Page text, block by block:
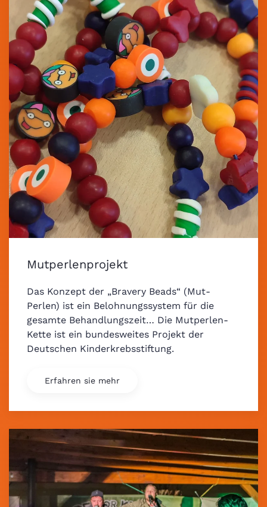
Mutperlenprojekt
Das Konzept der „Bravery Beads“ (Mut-
Perlen) ist ein Belohnungssystem für die
gesamte Behandlungszeit… Die Mutperlen-
Kette ist ein bundesweites Projekt der
Deutschen Kinderkrebsstiftung.
Erfahren sie mehr